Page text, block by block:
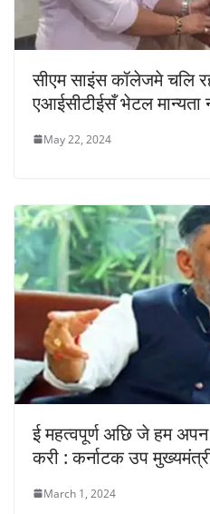
सीएम साइंस कॉलेजमे चलि
एआईसीटीईसँ भेटल मान्यता
May 22, 2024
ई महत्वपूर्ण अछि जे हम अपन
करी : कर्नाटक उप
March 1, 2024